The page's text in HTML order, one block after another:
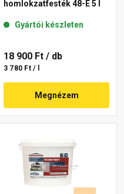
homlokzatfesték 48-E 5 l
Gyártói készleten
18 900 Ft / db
3 780 Ft / l
Megnézem